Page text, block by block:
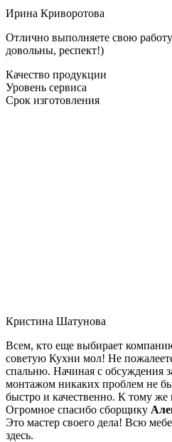
Ирина Криворотова
Отлично выполняете свою
довольны, респект!)
Качество продукции
Уровень сервиса
Срок изготовления
Кристина Шатунова
Всем, кто еще выбирает
советую Кухни мол! Не
спальню. Начиная с обсуждения
монтажом никаких проблем не
быстро и качественно. К тому
Огромное спасибо сборщику
Это мастер своего дела! Всю
здесь.